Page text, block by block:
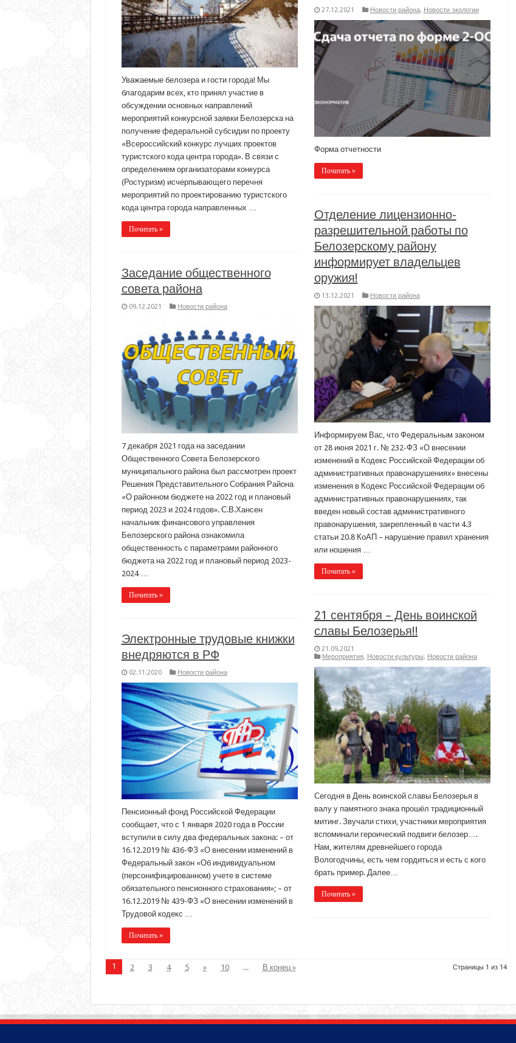
Уважаемые белозера и гости города! Мы
благодарим всех, кто принял участие в
обсуждении основных направлений
мероприятий конкурсной заявки Белозерска на
получение федеральной субсидии по проекту
«Всероссийский конкурс лучших проектов
туристского кода центра города». В связи с
определением организаторами конкурса
(Ростуризм) исчерпывающего перечня
мероприятий по проектированию туристского
кода центра города направленных …
Почитать »
27.12.2021 Новости района, Новости экологии
Форма отчетности
Почитать »
Отделение лицензионно-
разрешительной работы по
Белозерскому району
информирует владельцев
оружия!
13.12.2021 Новости района
Информируем Вас, что Федеральным законом
от 28 июня 2021 г. № 232-ФЗ «О внесении
изменений в Кодекс Российской Федерации об
административных правонарушениях» внесены
изменения в Кодекс Российской Федерации об
административных правонарушениях, так
введен новый состав административного
правонарушения, закрепленный в части 4.3
статьи 20.8 КоАП – нарушение правил хранения
или ношения …
Почитать »
Заседание общественного
совета района
09.12.2021 Новости района
7 декабря 2021 года на заседании
Общественного Совета Белозерского
муниципального района был рассмотрен проект
Решения Представительного Собрания Района
«О районном бюджете на 2022 год и плановый
период 2023 и 2024 годов». С.В.Хансен
начальник финансового управления
Белозерского района ознакомила
общественность с параметрами районного
бюджета на 2022 год и плановый период 2023-
2024 …
Почитать »
21 сентября – День воинской
славы Белозерья!!
21.09.2021
Мероприятия, Новости культуры, Новости района
Сегодня в День воинской славы Белозерья в
валу у памятного знака прошёл традиционный
митинг. Звучали стихи, участники мероприятия
вспоминали героический подвиги белозер….
Нам, жителям древнейшего города
Вологодчины, есть чем гордиться и есть с кого
брать пример. Далее…
Почитать »
Электронные трудовые книжки
внедряются в РФ
02.11.2020 Новости района
Пенсионный фонд Российской Федерации
сообщает, что с 1 января 2020 года в России
вступили в силу два федеральных закона: – от
16.12.2019 № 436-ФЗ «О внесении изменений в
Федеральный закон «Об индивидуальном
(персонифицированном) учете в системе
обязательного пенсионного страхования»; – от
16.12.2019 № 439-ФЗ «О внесении изменений в
Трудовой кодекс …
Почитать »
Страницы 1 из 14
1 2 3 4 5 » 10 ... В конец »